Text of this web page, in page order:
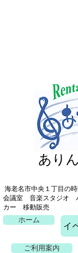
あり
海老名市中央１丁目の
会議室 音楽スタジオ
カー 移動販売
ホーム
イ
ご利用案内